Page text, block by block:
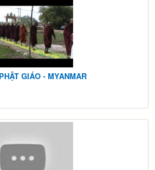
GIÁO - MYANMAR